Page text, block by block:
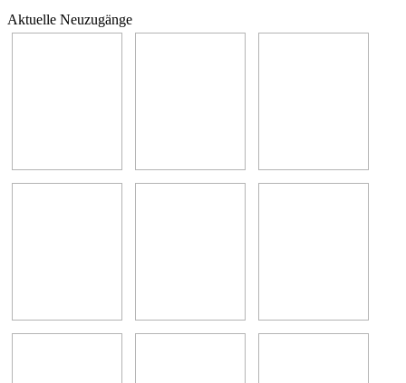
Aktuelle Neuzugänge